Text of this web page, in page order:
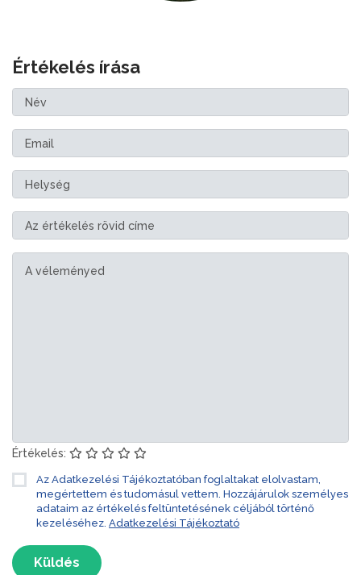
Értékelés írása
Értékelés:
Az Adatkezelési Tájékoztatóban foglaltakat elolvastam,
megértettem és tudomásul vettem. Hozzájárulok személyes
adataim az értékelés feltüntetésének céljából történő
kezeléséhez. Adatkezelési Tájékoztató
Küldés